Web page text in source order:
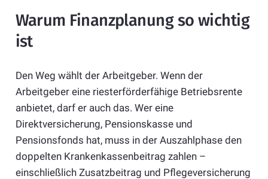
Warum Finanzplanung so wichtig
ist
Den Weg wählt der Arbeitgeber. Wenn der
Arbeitgeber eine riesterförderfähige Betriebsrente
anbietet, darf er auch das. Wer eine
Direktversicherung, Pensionskasse und
Pensionsfonds hat, muss in der Auszahlphase den
doppelten Krankenkassenbeitrag zahlen –
einschließlich Zusatzbeitrag und Pflegeversicherung